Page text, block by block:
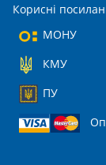
Корисні
МОНУ
КМУ
ПУ